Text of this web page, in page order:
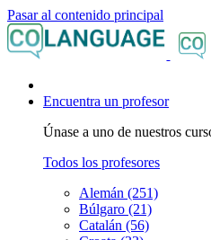
Pasar al contenido principal
Encuentra un profesor
Únase a uno de nuestros
Todos los profesores
Alemán (251)
Búlgaro (21)
Catalán (56)